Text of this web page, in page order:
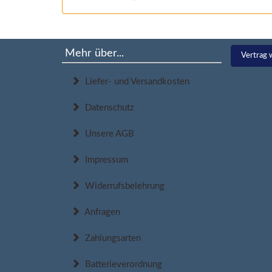
Mehr über...
Liefer- und Versandkosten
Datenschutz
Unsere AGB
Impressum
Widerrufsbelehrung
Anfragen
Zahlungsarten
Batterieverordnung
Vertrag